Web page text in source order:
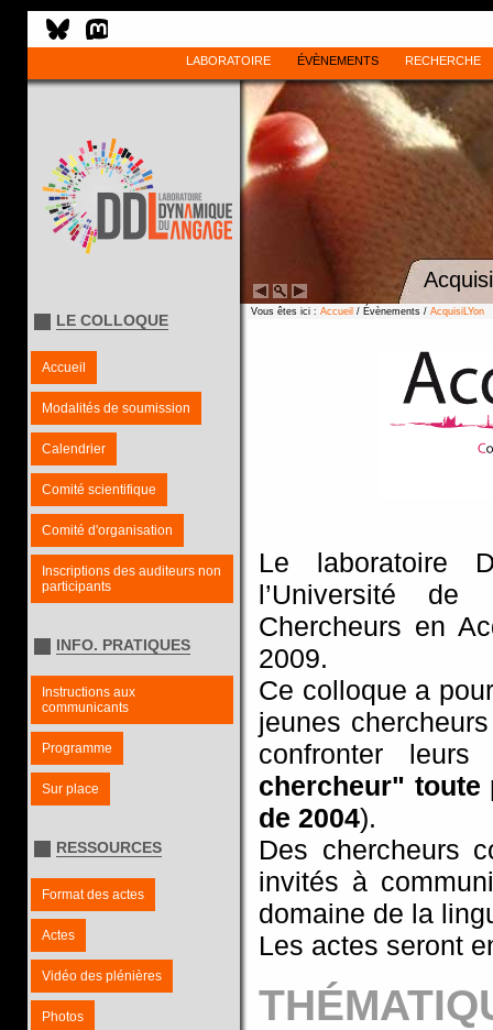
LABORATOIRE ÉVÈNEMENTS RECHERCHE
LE COLLOQUE
Accueil
Modalités de soumission
Calendrier
Comité scientifique
Comité d'organisation
Inscriptions des auditeurs non
participants
INFO. PRATIQUES
Instructions aux
communicants
Programme
Sur place
RESSOURCES
Format des actes
Actes
Vidéo des plénières
Photos
Vous êtes ici : Accueil / Évènements / AcquisiLYon
Le laboratoire
l’Université
Chercheurs en
2009.
Ce colloque a
jeunes
confronter
chercheur" toute
de 2004).
Des chercheurs
invités à
domaine de la
Les actes seront